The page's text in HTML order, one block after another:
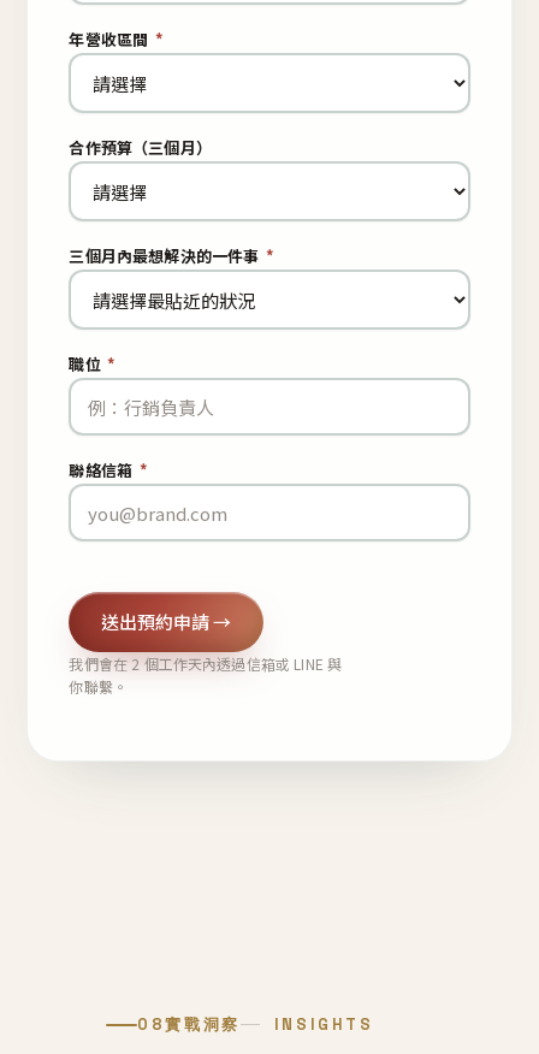
年營收區間 *
合作預算（三個月）
三個月內最想解決的一件事 *
職位 *
聯絡信箱 *
送出預約申請 →
我們會在 2 個工作天內透過信箱或 LINE 與
你聯繫。
08實戰洞察 INSIGHTS